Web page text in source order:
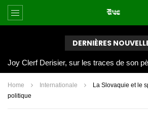
DERNIÈRES
Home Internationale
La Slovaquie et le
politique